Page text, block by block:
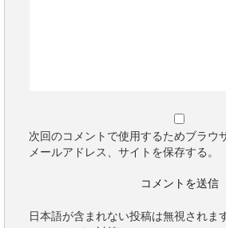
次回のコメントで使用するためブラウ
メールアドレス、サイトを保存する。
日本語が含まれない投稿は無視されま